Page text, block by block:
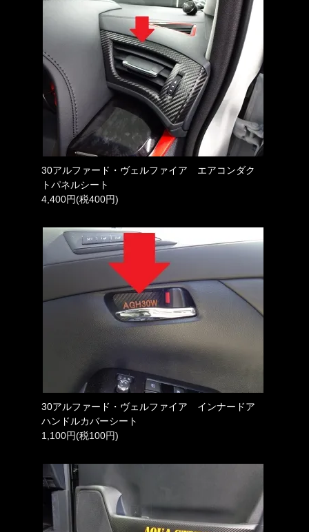
30アルファード・ヴェルファイア エアコンダク
トパネルシート
4,400円(税400円)
30アルファード・ヴェルファイア インナードア
ハンドルカバーシート
1,100円(税100円)